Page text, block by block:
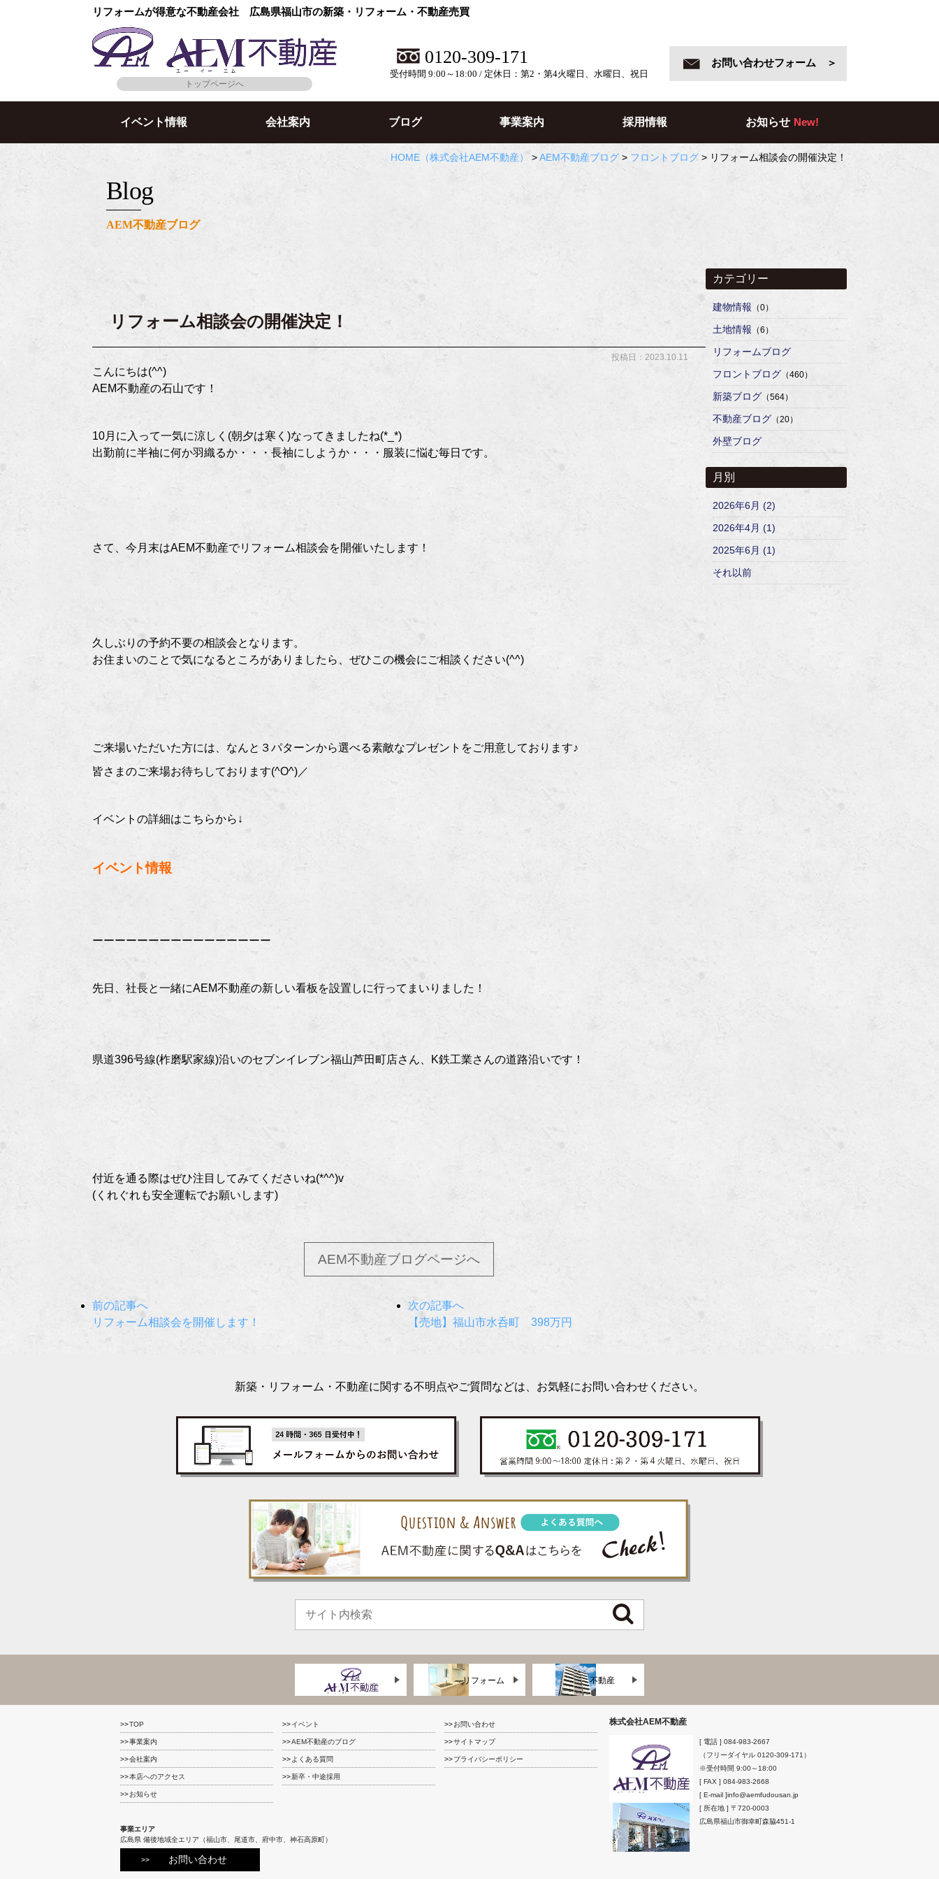
リフォームが得意な不動産会社 広島県福山市の新築・リフォーム・不動産売買
トップページへ
0120-309-171
受付時間 9:00～18:00 / 定休日：第2・第4火曜日、水曜日、祝日
お問い合わせフォーム ＞
イベント情報 会社案内 ブログ 事業案内 採用情報 お知らせ New!
HOME （株式会社AEM不動産） >AEM不動産ブログ > フロントブログ > リフォーム相談会の開催決定！
blog
AEM不動産ブログ
リフォーム相談会の開催決定！
投稿日：2023.10.11
こんにちは(^^)
AEM不動産の石山です！
10月に入って一気に涼しく(朝夕は寒く)なってきましたね(*_*)
出勤前に半袖に何か羽織るか・・・長袖にしようか・・・服装に悩む毎日です。
さて、今月末はAEM不動産でリフォーム相談会を開催いたします！
久しぶりの予約不要の相談会となります。
お住まいのことで気になるところがありましたら、ぜひこの機会にご相談ください(^^)
ご来場いただいた方には、なんと３パターンから選べる素敵なプレゼントをご用意しております♪
皆さまのご来場お待ちしております(^O^)／
イベントの詳細はこちらから↓
イベント情報
ーーーーーーーーーーーーーーーー
先日、社長と一緒にAEM不動産の新しい看板を設置しに行ってまいりました！
県道396号線(柞磨駅家線)沿いのセブンイレブン福山芦田町店さん、K鉄工業さんの道路沿いです！
付近を通る際はぜひ注目してみてくださいね(*^^)v
(くれぐれも安全運転でお願いします)
AEM不動産ブログページへ
前の記事へ
リフォーム相談会を開催します！
次の記事へ
【売地】福山市水呑町 398万円
カテゴリー
建物情報 （0）
土地情報 （6）
リフォームブログ
フロントブログ （460）
新築ブログ （564）
不動産ブログ （20）
外壁ブログ
月別
2026年6月 (2)
2026年4月 (1)
2025年6月 (1)
それ以前
新築・リフォーム・不動産に関する不明点やご質問などは、お気軽にお問い合わせください。
リフォーム 不動産
TOP
事業案内
会社案内
本店へのアクセス
お知らせ
イベント
AEM不動産のブログ
よくある質問
新卒・中途採用
お問い合わせ
サイトマップ
プライバシーポリシー
事業エリア
広島県 備後地域全エリア（福山市、尾道市、府中市、神石高原町）
お問い合わせ
株式会社AEM不動産
[ 電話 ] 084-983-2667
（フリーダイヤル 0120-309-171）
※受付時間 9:00～18:00
[ FAX ] 084-983-2668
[ E-mail ]info@aemfudousan.jp
[ 所在地 ] 〒720-0003
広島県福山市御幸町森脇451-1